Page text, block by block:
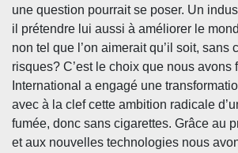
une question pourrait se poser. Un
il prétendre lui aussi à améliorer le
non tel que l’on aimerait qu’il soit, sans
risques? C’est le choix que nous avons
International a engagé une
avec à la clef cette ambition radicale
fumée, donc sans cigarettes. Grâce au
et aux nouvelles technologies nous